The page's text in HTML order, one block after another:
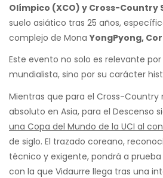
Olímpico (XCO) y Cross-Country
suelo asiático tras 25 años,
complejo de MonaYongPyong,
Este evento no solo es relevante
mundialista, sino por su carácter
Mientras que para el Cross-
absoluto en Asia, para el Descenso
una Copa del Mundo de la UCI al
de siglo. El trazado coreano,
técnico y exigente, pondrá a
con la que Vidaurre llega tras una